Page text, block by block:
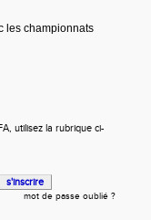
les championnats
utilisez la rubrique ci-
mot de passe oublié ?